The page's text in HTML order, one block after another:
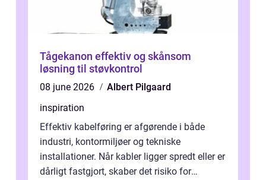
Tågekanon effektiv og skånsom
løsning til støvkontrol
08 june 2026
Albert Pilgaard
inspiration
Effektiv kabelføring er afgørende i både
industri, kontormiljøer og tekniske
installationer. Når kabler ligger spredt eller er
dårligt fastgjort, skaber det risiko for